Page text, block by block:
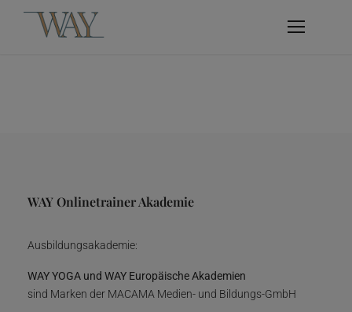
WAY Onlinetrainer Akademie
Ausbildungsakademie:
WAY YOGA und WAY Europäische Akademien
sind Marken der MACAMA Medien- und Bildungs-GmbH